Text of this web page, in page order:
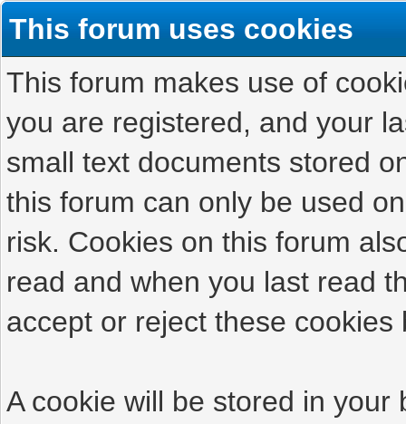
This forum uses cookies
This forum makes use of
you are registered, and your
small text documents stored
this forum can only be used
risk. Cookies on this forum
read and when you last read
accept or reject these cookies
A cookie will be stored in